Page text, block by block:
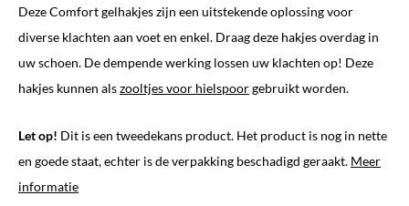
Deze Comfort gelhakjes zijn een uitstekende oplossing voor
diverse klachten aan voet en enkel. Draag deze hakjes overdag in
uw schoen. De dempende werking lossen uw klachten op! Deze
hakjes kunnen alszooltjes voor hielspoorgebruikt worden.
Let op! Dit is een tweedekans product. Het product is nog in nette
en goede staat, echter is de verpakking beschadigd geraakt. Meer
informatie